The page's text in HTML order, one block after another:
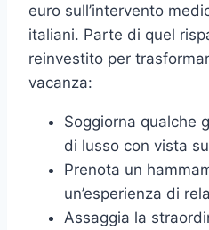
euro sull’intervento
italiani. Parte di quel
reinvestito per
vacanza:
Soggiorna qualche
di lusso con vista
Prenota un
un’esperienza di
Assaggia la